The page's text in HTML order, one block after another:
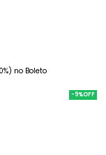
no Boleto
-9%